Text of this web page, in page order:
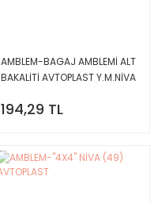
AMBLEM-BAGAJ AMBLEMİ ALT
BAKALİTİ AVTOPLAST Y.M.NİVA
194,29 TL